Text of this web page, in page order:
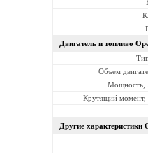
Двигатель и топливо
Объем
Мощность,
Крутящий
Другие характеристики